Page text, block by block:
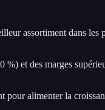
assortiment dans les
et des marges
pour alimenter la